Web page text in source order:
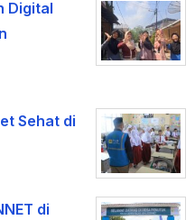
Digital
Sehat di
di